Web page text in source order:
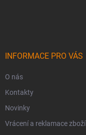
INFORMACE PRO VÁS
O nás
Kontakty
Novinky
Vrácení a reklamace zboží